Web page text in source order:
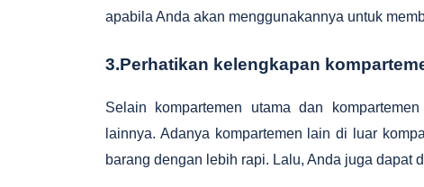
apabila Anda akan menggunakannya untuk
3.Perhatikan kelengkapan
Selain kompartemen utama dan
lainnya. Adanya kompartemen lain di luar
barang dengan lebih rapi. Lalu, Anda juga dapat